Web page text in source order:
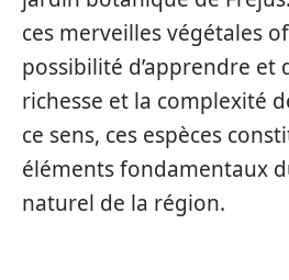
ces merveilles végétales
possibilité d’apprendre et
richesse et la complexité
ce sens, ces espèces
éléments fondamentaux
naturel de la région.